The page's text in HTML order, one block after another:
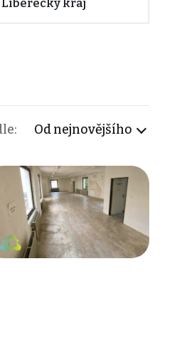
Liberecký kraj
Od nejnovějšího